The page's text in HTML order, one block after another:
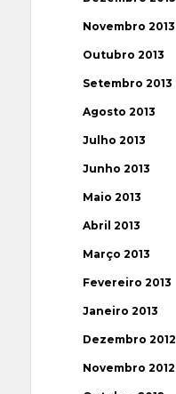
Novembro 2013
Outubro 2013
Setembro 2013
Agosto 2013
Julho 2013
Junho 2013
Maio 2013
Abril 2013
Março 2013
Fevereiro 2013
Janeiro 2013
Dezembro 2012
Novembro 2012